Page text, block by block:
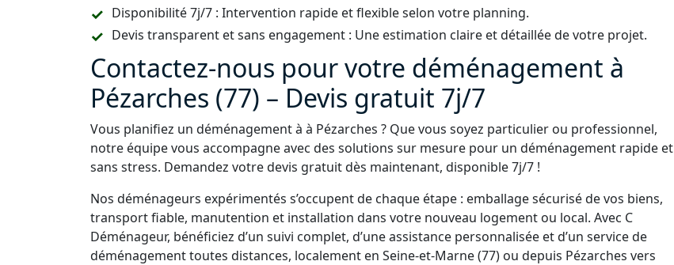
Disponibilité 7j/7 : Intervention rapide et flexible selon votre planning.
Devis transparent et sans engagement : Une estimation claire et détaillée de votre projet.
Contactez-nous pour votre déménagement à
Pézarches (77) – Devis gratuit 7j/7
Vous planifiez un déménagement à à Pézarches ? Que vous soyez particulier ou professionnel,
notre équipe vous accompagne avec des solutions sur mesure pour un déménagement rapide et
sans stress. Demandez votre devis gratuit dès maintenant, disponible 7j/7 !
Nos déménageurs expérimentés s’occupent de chaque étape : emballage sécurisé de vos biens,
transport fiable, manutention et installation dans votre nouveau logement ou local. Avec C
Déménageur, bénéficiez d’un suivi complet, d’une assistance personnalisée et d’un service de
déménagement toutes distances, localement en Seine-et-Marne (77) ou depuis Pézarches vers